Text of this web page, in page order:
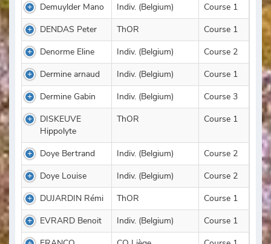
Demuylder Mano
Indiv. (Belgium)
Course 1
DENDAS Peter
ThOR
Course 1
Denorme Eline
Indiv. (Belgium)
Course 2
Dermine arnaud
Indiv. (Belgium)
Course 1
Dermine Gabin
Indiv. (Belgium)
Course 3
DISKEUVE
Hippolyte
ThOR Course 1
Doye Bertrand Indiv. (Belgium)
Course 2
Doye Louise
Indiv. (Belgium)
Course 2
DUJARDIN Rémi
ThOR
Course 1
EVRARD Benoit
Indiv. (Belgium)
Course 1